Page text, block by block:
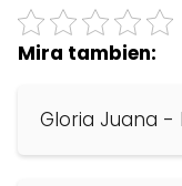
Mira tambien:
Gloria Juana -